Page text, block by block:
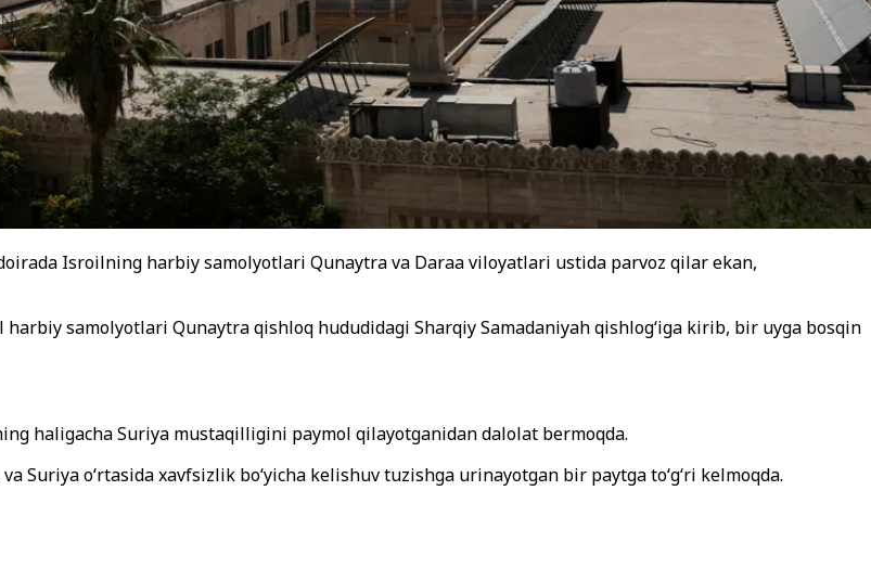
Isroilning harbiy samolyotlari Qunaytra va Daraa viloyatlari ustida parvoz qilar ekan,
samolyotlari Qunaytra qishloq hududidagi Sharqiy Samadaniyah qishlogʻiga kirib, bir uyga bosqin
haligacha Suriya mustaqilligini paymol qilayotganidan dalolat bermoqda.
o‘rtasida xavfsizlik bo‘yicha kelishuv tuzishga urinayotgan bir paytga to‘g‘ri kelmoqda.